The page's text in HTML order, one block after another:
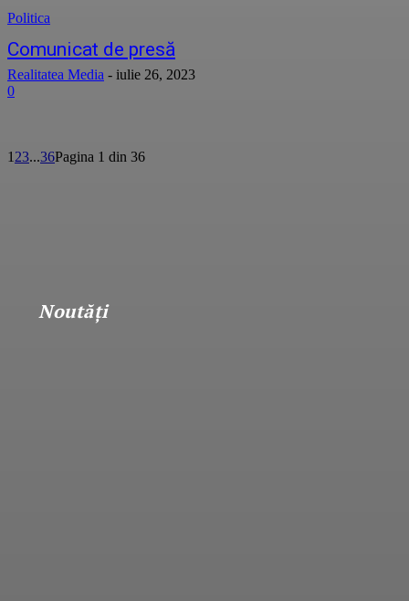
Politica
Comunicat de presă
Realitatea Media - iulie 26, 2023
0
1 23...36Pagina 1 din 36
Noutăţi